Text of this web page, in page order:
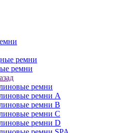
ремни
ремни
ремни
ремни A
ремни B
ремни C
ремни D